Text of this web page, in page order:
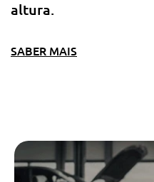
altura.
SABER MAIS